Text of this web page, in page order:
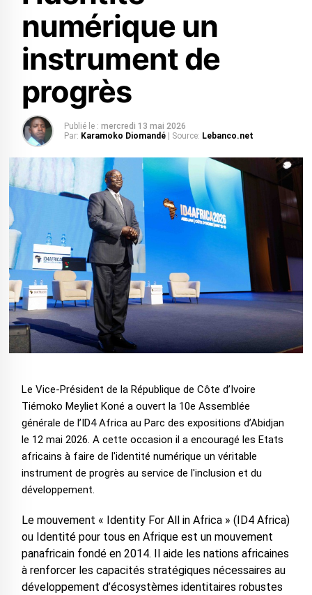
numérique un
instrument de
progrès
Publié le : mercredi 13 mai 2026
Par: Karamoko Diomandé | Source: Lebanco.net
Le Vice-Président de la République de Côte d’Ivoire
Tiémoko Meyliet Koné a ouvert la 10e Assemblée
générale de l’ID4 Africa au Parc des expositions d’Abidjan
le 12 mai 2026. A cette occasion il a encouragé les Etats
africains à faire de l'identité numérique un véritable
instrument de progrès au service de l'inclusion et du
développement.
Le mouvement « Identity For All in Africa » (ID4 Africa)
ou Identité pour tous en Afrique est un mouvement
panafricain fondé en 2014. Il aide les nations africaines
à renforcer les capacités stratégiques nécessaires au
développement d’écosystèmes identitaires robustes